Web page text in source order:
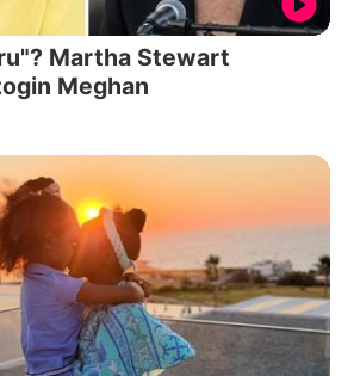
Martha Stewart
Meghan